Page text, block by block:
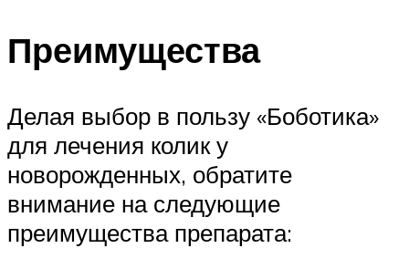
Преимущества
Делая выбор в пользу «Боботика»
для лечения колик у
новорожденных, обратите
внимание на следующие
преимущества препарата: